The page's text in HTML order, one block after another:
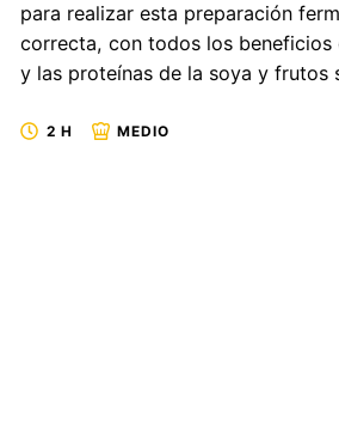
para realizar esta preparación
correcta, con todos los
y las proteínas de la soya y frutos
2 H MEDIO